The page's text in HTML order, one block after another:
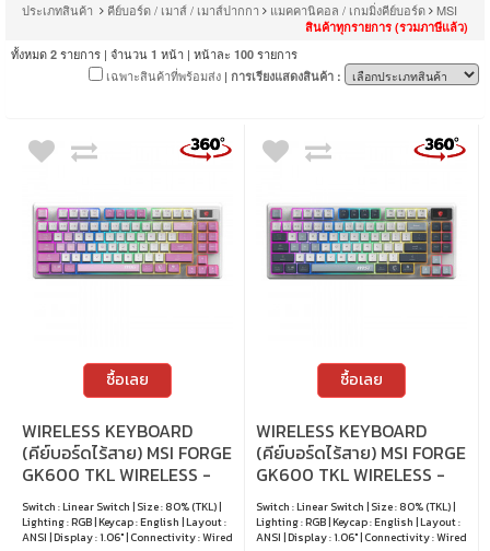
ประเภทสินค้า คีย์บอร์ด / เมาส์ / เมาส์ปากกา แมคคานิคอล / เกมมิ่งคีย์บอร์ด MSI
สินค้าทุกรายการ (รวมภาษีแล้ว)
ทั้งหมด 2 รายการ | จำนวน 1 หน้า | หน้าละ 100 รายการ
เฉพาะสินค้าที่พร้อมส่ง | การเรียงแสดงสินค้า :
ซื้อเลย
WIRELESS KEYBOARD
(คีย์บอร์ดไร้สาย) MSI FORGE
GK600 TKL WIRELESS -
LINEAR SWITCH RGB EN
VIOLET
Switch : Linear Switch | Size : 80% (TKL) |
Lighting : RGB | Keycap : English | Layout :
ANSI | Display : 1.06" | Connectivity : Wired
ซื้อเลย
WIRELESS KEYBOARD
(คีย์บอร์ดไร้สาย) MSI FORGE
GK600 TKL WIRELESS -
LINEAR SWITCH RGB EN
SKY
Switch : Linear Switch | Size : 80% (TKL) |
Lighting : RGB | Keycap : English | Layout :
ANSI | Display : 1.06" | Connectivity : Wired